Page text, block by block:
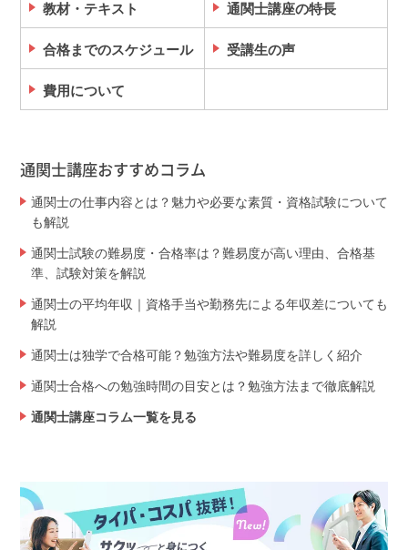
教材・テキスト 通関士講座の特長
合格までのスケジュール 受講生の声
費用について
通関士講座おすすめコラム
通関士の仕事内容とは？魅力や必要な素質・資格試験について
も解説
通関士試験の難易度・合格率は？難易度が高い理由、合格基
準、試験対策を解説
通関士の平均年収｜資格手当や勤務先による年収差についても
解説
通関士は独学で合格可能？勉強方法や難易度を詳しく紹介
通関士合格への勉強時間の目安とは？勉強方法まで徹底解説
通関士講座コラム一覧を見る